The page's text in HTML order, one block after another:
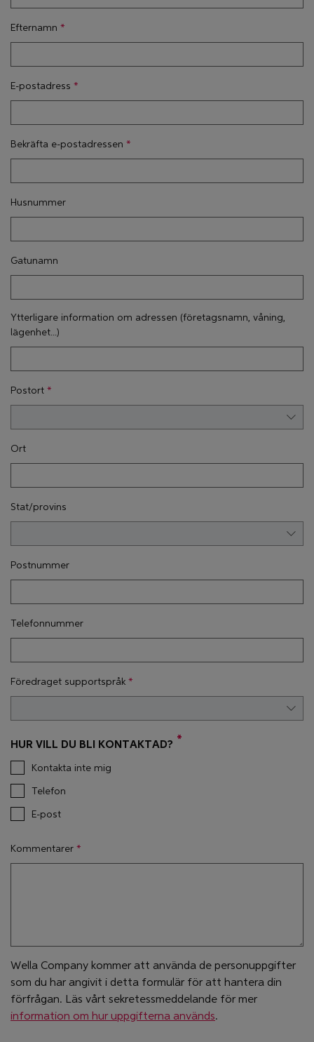
Efternamn
E-postadress
Bekräfta e-postadressen
Husnummer
Gatunamn
Ytterligare information om adressen (företagsnamn, våning,
lägenhet...)
Postort
Ort
Stat/provins
Postnummer
Telefonnummer
Föredraget supportspråk
HUR VILL DU BLI KONTAKTAD?
E-post
Telefon
Kontakta inte mig
Kommentarer
Wella Company kommer att använda de personuppgifter
som du har angivit i detta formulär för att hantera din
förfrågan. Läs vårt sekretessmeddelande för mer
information om hur uppgifterna används.